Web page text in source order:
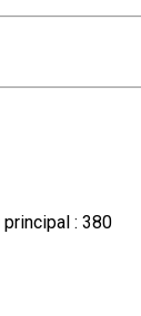
: 380